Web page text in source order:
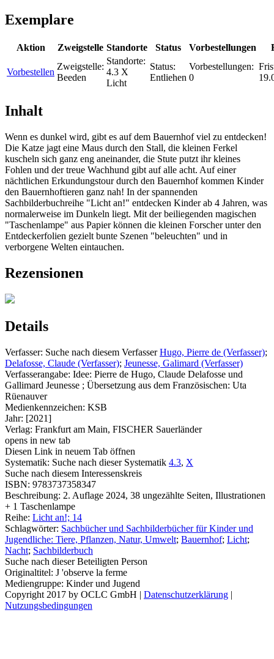
Exemplare
Aktion Zweigstelle Standorte Status Vorbestellungen
Vorbestellen
Zweigstelle:
Beeden
Standorte:
4.3 X
Licht
Status:
Entliehen
Vorbestellungen:
0
Inhalt
Wenn es dunkel wird, gibt es auf dem Bauernhof viel zu entdecken!
Die Katze jagt eine Maus durch den Stall, die kleinen Ferkel
kuscheln sich ganz eng aneinander, die Stute putzt ihr kleines
Fohlen und der treue Wachhund gibt auf alle acht. Auf einer
nächtlichen Erkundungstour durch den Bauernhof kommen Kinder
den Bauernhoftieren ganz nah! In der spannenden
Sachbilderbuchreihe "Licht an!" entdecken Kinder ab 4 Jahren, was
normalerweise im Dunkeln liegt. Mit der beiliegenden magischen
"Taschenlampe" aus Papier können die kleinen Forscher unter den
Entdeckerfolien gezielt bunte Szenen "beleuchten" und in
verborgene Welten eintauchen.
Rezensionen
Details
Verfasser: Suche nach diesem Verfasser Hugo, Pierre de (Verfasser);
Delafosse, Claude (Verfasser); Jeunesse, Galimard (Verfasser)
Verfasserangabe: Idee: Pierre de Hugo, Claude Delafosse und
Gallimard Jeunesse ; Übersetzung aus dem Französischen: Uta
Rüenauver
Medienkennzeichen: KSB
Jahr: [2021]
Verlag: Frankfurt am Main, FISCHER Sauerländer
opens in new tab
Diesen Link in neuem Tab öffnen
Systematik: Suche nach dieser Systematik 4.3, X
Suche nach diesem Interessenskreis
ISBN: 9783737358347
Beschreibung: 2. Auflage 2024, 38 ungezählte Seiten, Illustrationen
+ 1 Taschenlampe
Reihe: Licht an!; 14
Schlagwörter: Sachbücher und Sachbilderbücher für Kinder und
Jugendliche: Tiere, Pflanzen, Natur, Umwelt; Bauernhof; Licht;
Nacht; Sachbilderbuch
Suche nach dieser Beteiligten Person
Originaltitel: J 'observe la ferme
Mediengruppe: Kinder und Jugend
Copyright 2017 by OCLC GmbH | Datenschutzerklärung |
Nutzungsbedingungen